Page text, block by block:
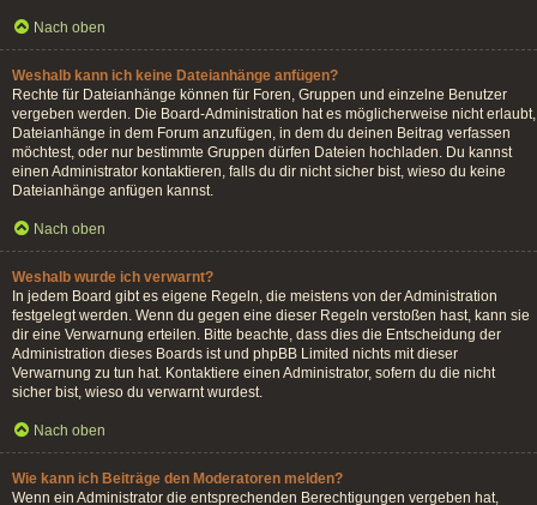
Nach oben
Weshalb kann ich keine Dateianhänge anfügen?
Rechte für Dateianhänge können für Foren, Gruppen und einzelne Benutzer
vergeben werden. Die Board-Administration hat es möglicherweise nicht erlaubt,
Dateianhänge in dem Forum anzufügen, in dem du deinen Beitrag verfassen
möchtest, oder nur bestimmte Gruppen dürfen Dateien hochladen. Du kannst
einen Administrator kontaktieren, falls du dir nicht sicher bist, wieso du keine
Dateianhänge anfügen kannst.
Nach oben
Weshalb wurde ich verwarnt?
In jedem Board gibt es eigene Regeln, die meistens von der Administration
festgelegt werden. Wenn du gegen eine dieser Regeln verstoßen hast, kann sie
dir eine Verwarnung erteilen. Bitte beachte, dass dies die Entscheidung der
Administration dieses Boards ist und phpBB Limited nichts mit dieser
Verwarnung zu tun hat. Kontaktiere einen Administrator, sofern du die nicht
sicher bist, wieso du verwarnt wurdest.
Nach oben
Wie kann ich Beiträge den Moderatoren melden?
Wenn ein Administrator die entsprechenden Berechtigungen vergeben hat,